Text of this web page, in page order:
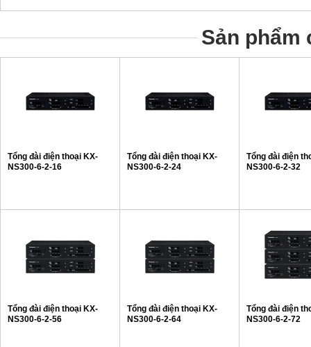
Sản phẩm
Tổng đài điện thoại KX-
NS300-6-2-16
Tổng đài điện thoại KX-
NS300-6-2-24
Tổng đài điện
NS300-6-2-32
Tổng đài điện thoại KX-
NS300-6-2-56
Tổng đài điện thoại KX-
NS300-6-2-64
Tổng đài điện
NS300-6-2-72